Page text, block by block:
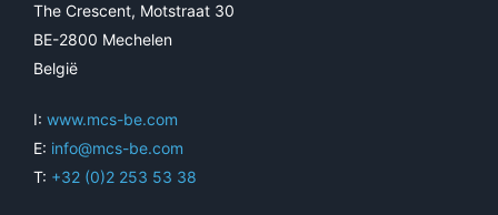
The Crescent, Motstraat 30
BE-2800 Mechelen
België
I: www.mcs-be.com
E: info@mcs-be.com
T: +32 (0)2 253 53 38